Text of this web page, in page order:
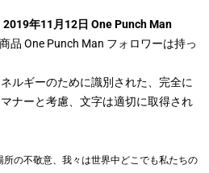
2019年11月12日 One Punch Man
品 One Punch Man フォロワーは持っ
ルギーのために識別された、完全に
ナーと考慮、文字は適切に取得され
所の不敬意、我々は世界中どこでも私たちの